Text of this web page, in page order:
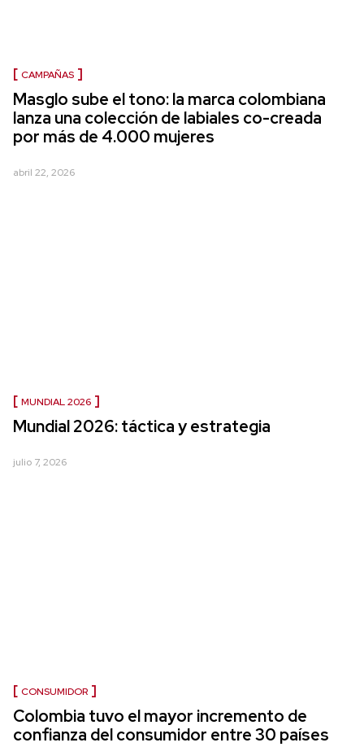
CAMPAÑAS
Masglo sube el tono: la marca colombiana
lanza una colección de labiales co-creada
por más de 4.000 mujeres
abril 22, 2026
MUNDIAL 2026
Mundial 2026: táctica y estrategia
julio 7, 2026
CONSUMIDOR
Colombia tuvo el mayor incremento de
confianza del consumidor entre 30 países